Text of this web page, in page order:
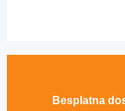
Besplatna